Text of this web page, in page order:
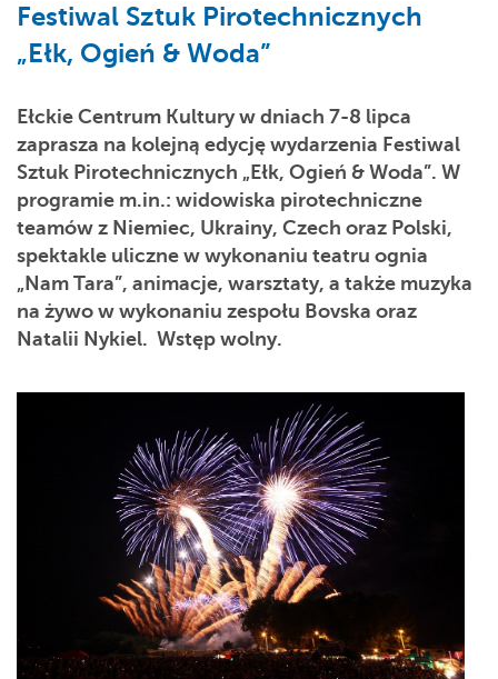
Festiwal Sztuk Pirotechnicznych
„Ełk, Ogień & Woda”
Ełckie Centrum Kultury w dniach 7-8 lipca
zaprasza na kolejną edycję wydarzenia Festiwal
Sztuk Pirotechnicznych „Ełk, Ogień & Woda”. W
programie m.in.: widowiska pirotechniczne
teamów z Niemiec, Ukrainy, Czech oraz Polski,
spektakle uliczne w wykonaniu teatru ognia
„Nam Tara”, animacje, warsztaty, a także muzyka
na żywo w wykonaniu zespołu Bovska oraz
Natalii Nykiel. Wstęp wolny.